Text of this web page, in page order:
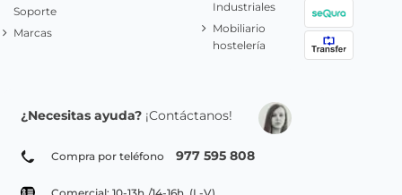
Soporte
Marcas
Industriales
Mobiliario
hostelería
¿Necesitas ayuda? ¡Contáctanos!
Compra por teléfono 977 595 808